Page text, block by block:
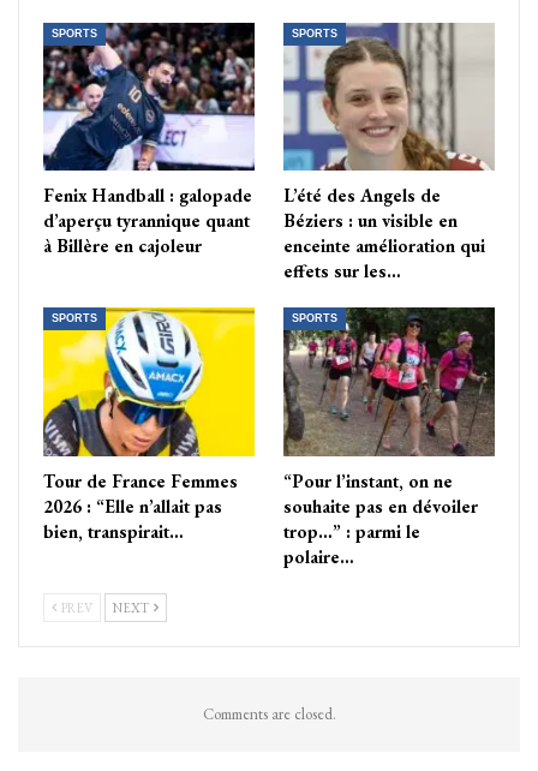
SPORTS
Fenix Handball : galopade
d’aperçu tyrannique quant
à Billère en cajoleur
SPORTS
L’été des Angels de
Béziers : un visible en
enceinte amélioration qui
effets sur les…
SPORTS
Tour de France Femmes
2026 : “Elle n’allait pas
bien, transpirait…
SPORTS
“Pour l’instant, on ne
souhaite pas en dévoiler
trop…” : parmi le
polaire…
PREV NEXT
Comments are closed.